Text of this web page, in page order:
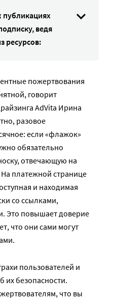
публикациях
ведя
ресурсов:
пожертвования
говорит
AdVita Ирина
разовое
если «флажок»
обязательно
отвечающую на
платежной странице
и находимая
со ссылками,
Это повышает доверие
что они сами могут
пользователей и
их безопасности.
что вы